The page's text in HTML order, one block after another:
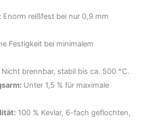
Enorm reißfest bei nur 0,9 mm
Festigkeit bei minimalem
Nicht brennbar, stabil bis ca. 500 °C.
Unter 1,5 % für maximale
100 % Kevlar, 6-fach geflochten,